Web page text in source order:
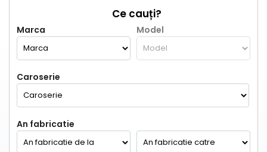
Ce cauți?
Marca Model
Caroserie
An fabricatie